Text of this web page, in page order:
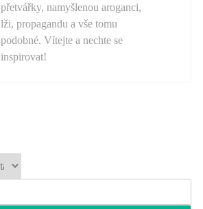
přetvářky, namyšlenou aroganci,
lži, propagandu a vše tomu
podobné. Vítejte a nechte se
inspirovat!